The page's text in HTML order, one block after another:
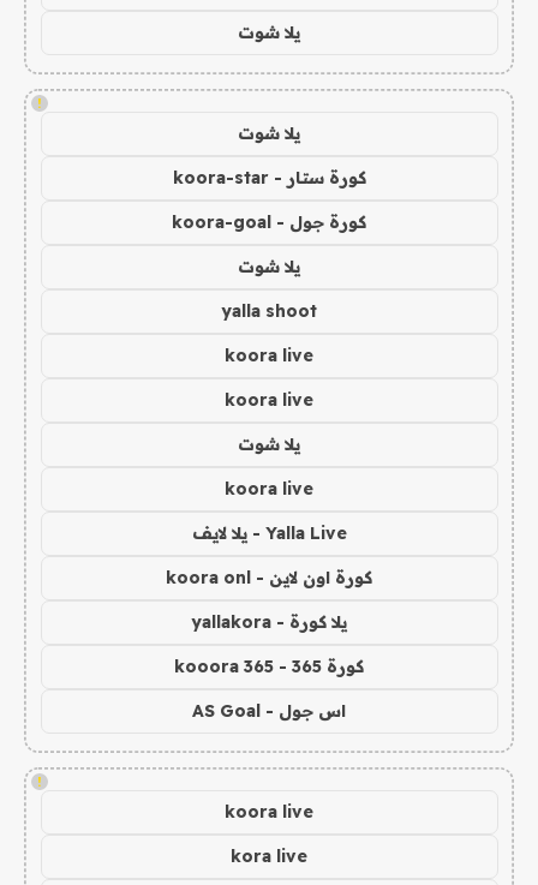
يلا شوت
!
يلا شوت
كورة ستار - koora-star
كورة جول - koora-goal
يلا شوت
yalla shoot
koora live
koora live
يلا شوت
koora live
Yalla Live - يلا لايف
كورة اون لاين - koora onl
يلا كورة - yallakora
كورة 365 - kooora 365
اس جول - AS Goal
!
koora live
kora live